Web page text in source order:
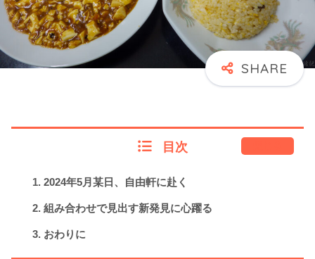
目次
2024年5月某日、自由軒に赴く
組み合わせで見出す新発見に心躍る
おわりに